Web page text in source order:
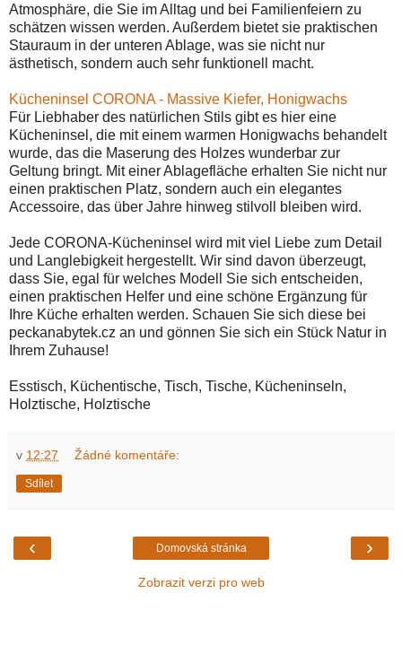
Atmosphäre, die Sie im Alltag und bei Familienfeiern zu
schätzen wissen werden. Außerdem bietet sie praktischen
Stauraum in der unteren Ablage, was sie nicht nur
ästhetisch, sondern auch sehr funktionell macht.
Kücheninsel CORONA - Massive Kiefer, Honigwachs
Für Liebhaber des natürlichen Stils gibt es hier eine
Kücheninsel, die mit einem warmen Honigwachs behandelt
wurde, das die Maserung des Holzes wunderbar zur
Geltung bringt. Mit einer Ablagefläche erhalten Sie nicht nur
einen praktischen Platz, sondern auch ein elegantes
Accessoire, das über Jahre hinweg stilvoll bleiben wird.
Jede CORONA-Kücheninsel wird mit viel Liebe zum Detail
und Langlebigkeit hergestellt. Wir sind davon überzeugt,
dass Sie, egal für welches Modell Sie sich entscheiden,
einen praktischen Helfer und eine schöne Ergänzung für
Ihre Küche erhalten werden. Schauen Sie sich diese bei
peckanabytek.cz an und gönnen Sie sich ein Stück Natur in
Ihrem Zuhause!
Esstisch, Küchentische, Tisch, Tische, Kücheninseln,
Holztische, Holztische
v 12:27 Žádné komentáře:
Sdílet
‹ ›
Domovská stránka
Zobrazit verzi pro web